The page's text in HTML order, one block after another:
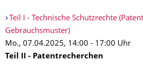
Teil I - Technische Schutzrechte
Gebrauchsmuster)
Mo., 07.04.2025, 14:00 - 17:00 Uhr
Teil II - Patentrecherchen